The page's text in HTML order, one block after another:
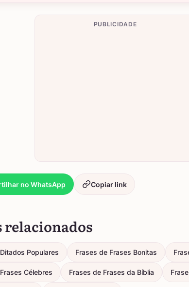
PUBLICIDADE
no WhatsApp Copiar link
relacionados
Populares Frases de Frases Bonitas
Célebres Frases de Frases da Bíblia